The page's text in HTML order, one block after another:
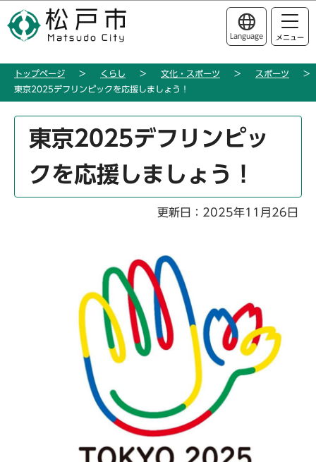
の
ー
このページの本文へ移動
Language メニュー
トップページ くらし 文化・スポーツ
スポーツ
東京2025デフリンピックを応援しましょう！
か
東京2025デフリンピッ
クを応援しましょう！
更新日：2025年11月26日